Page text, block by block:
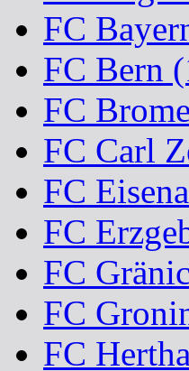
FC
FC Bern
FC
FC Carl
FC
FC
FC
FC
FC